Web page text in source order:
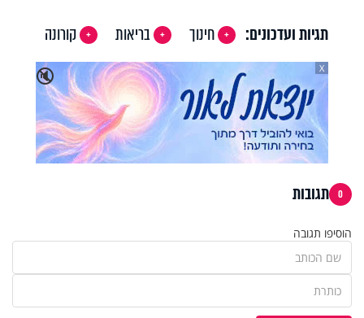
תגיות ועדכונים: חינוך בריאות
קורונה
🔇
X
0 תגובות
הוסיפו תגובה